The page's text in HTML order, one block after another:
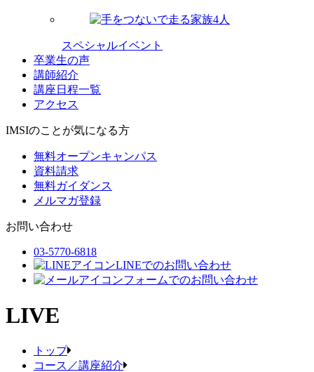
スペシャルイベント
卒業生の声
講師紹介
講座日程一覧
アクセス
IMSIのことが気になる方
無料オープンキャンパス
資料請求
無料ガイダンス
メルマガ登録
お問い合わせ
03-5770-6818
LINEでのお問い合わせ
フォームでのお問い合わせ
LIVE
トップ
コース／講座紹介